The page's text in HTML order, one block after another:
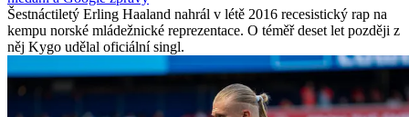
Šestnáctiletý Erling Haaland nahrál v létě 2016 recesistický rap na
kempu norské mládežnické reprezentace. O téměř deset let později z
něj Kygo udělal oficiální singl.